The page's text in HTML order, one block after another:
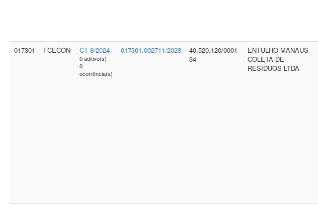
017301 FCECON CT 8/2024
0 aditivo(s)
0
ocorrência(s)
017301.002711/2023
40.520.120/0001-
34
ENTULHO MANAUS
COLETA DE
RESIDUOS LTDA